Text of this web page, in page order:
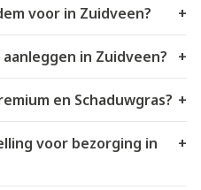
voor in Zuidveen? +
in Zuidveen? +
en Schaduwgras? +
voor bezorging in
+